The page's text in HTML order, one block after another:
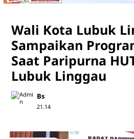
Wali Kota Lubuk
Sampaikan
Saat Paripurna
Lubuk Linggau
Bs
21.14